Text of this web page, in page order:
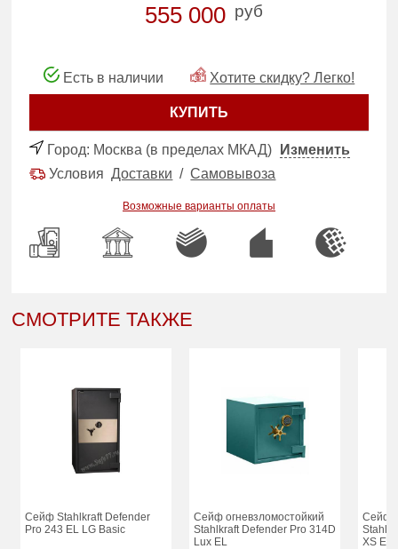
555 000 руб
Есть в наличии Хотите скидку? Легко!
КУПИТЬ
Город: Москва (в пределах МКАД)
Изменить
УсловияДоставки /Самовывоза
Возможные варианты оплаты
СМОТРИТЕ ТАКЖЕ
Сейф Stahlkraft Defender
Pro 243 EL LG Basic
Сейф огневзломостойкий
Stahlkraft Defender Pro 314D
Lux EL
Сейф
XS EL